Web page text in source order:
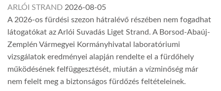
ARLÓI STRAND 2026-08-05
A 2026-os fürdési szezon hátralévő részében nem fogadhat
látogatókat az Arlói Suvadás Liget Strand. A Borsod-Abaúj-
Zemplén Vármegyei Kormányhivatal laboratóriumi
vizsgálatok eredményei alapján rendelte el a fürdőhely
működésének felfüggesztését, miután a vízminőség már
nem felelt meg a biztonságos fürdőzés feltételeinek.